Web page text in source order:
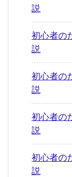
説
初心者
説
初心者
説
初心者
説
初心者
説